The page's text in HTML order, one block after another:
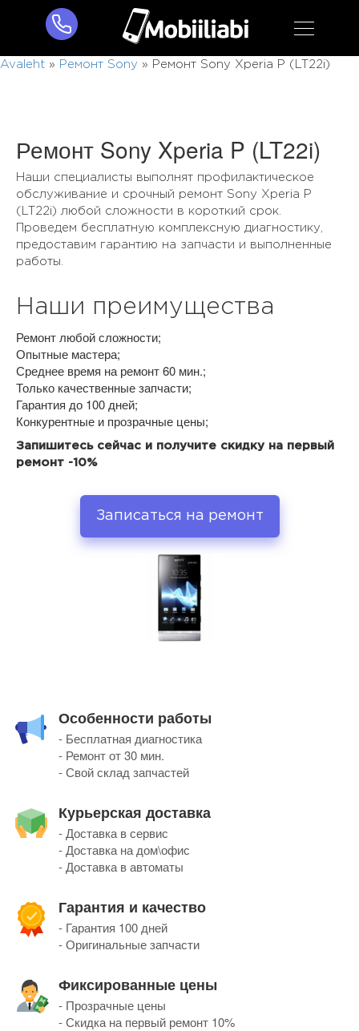
Avaleht » Ремонт Sony » Ремонт Sony Xperia P (LT22i)
Ремонт Sony Xperia P (LT22i)
Наши специалисты выполнят профилактическое
обслуживание и срочный ремонт Sony Xperia P
(LT22i) любой сложности в короткий срок.
Проведем бесплатную комплексную диагностику,
предоставим гарантию на запчасти и выполненные
работы.
Наши преимущества
Ремонт любой сложности;
Опытные мастера;
Среднее время на ремонт 60 мин.;
Только качественные запчасти;
Гарантия до 100 дней;
Конкурентные и прозрачные цены;
Запишитесь сейчас и получите скидку на первый
ремонт -10%
Записаться на ремонт
Особенности работы
- Бесплатная диагностика
- Ремонт от 30 мин.
- Свой склад запчастей
Курьерская доставка
- Доставка в сервис
- Доставка на дом\офис
- Доставка в автоматы
Гарантия и качество
- Гарантия 100 дней
- Оригинальные запчасти
Фиксированные цены
- Прозрачные цены
- Скидка на первый ремонт 10%